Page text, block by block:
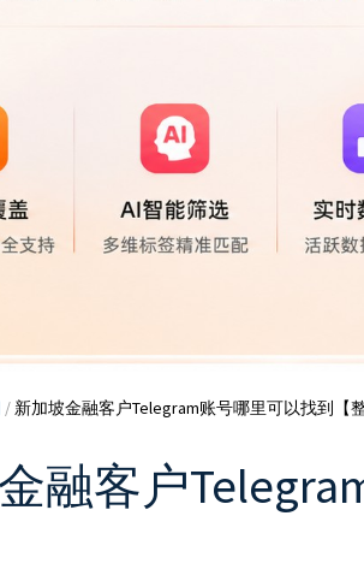
/ 新加坡金融客户Telegram账号哪里可以找到【
融客户